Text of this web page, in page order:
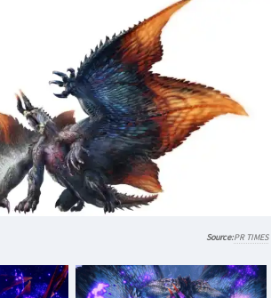
PR TIMES